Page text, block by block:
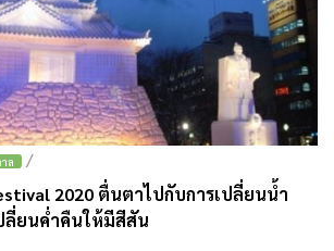
ล /
2020 ตื่นตาไปกับการเปลี่ยนน้ำ
ลี่ยนค่ำคืนให้มีสีสัน